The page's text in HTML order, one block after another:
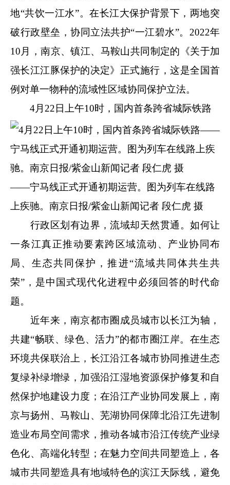
地“共饮一江水”。在长江大保护背景下，两地突
破行政壁垒，协同立法共护“一江碧水”。2022年
10月，南京、镇江、马鞍山共同制定的《关于加
强长江江豚保护的决定》正式施行，这是全国首
例对单一物种的流域性区域协同保护立法。
4月22日上午10时，国内首条跨省城际铁路
——宁马线正式开通初期运营。图为列车在线路
上疾驰。南京日报/紫金山新闻记者 段仁虎 摄
行政区划有边界，流域却天然贯通。如何让
一条江真正推动要素跨区域流动、产业协同布
局、生态共同保护，推进“流域共同体共生共
荣”，是中国式现代化进程中必须回答的时代命
题。
近年来，南京都市圈成员城市以长江为轴，
共建“畅联、绿色、活力”的都市圈江岸。在生态
环境共保联治上，长江沿江各城市协同推进生态
复绿补绿增绿，加强沿江湿地资源保护修复和自
然保护地建设力度；在沿江产业协同发展上，南
京与扬州、马鞍山、芜湖协同保障北沿江先进制
造业布局空间需求，推动各城市沿江传统产业绿
色化、高端化转型；在魅力空间共同塑造上，各
城市共同塑造具有地域特色的滨江天际线，避免